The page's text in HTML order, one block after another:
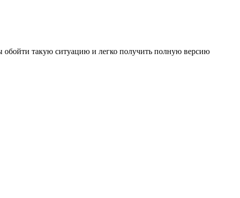
обойти такую ситуацию и легко получить полную версию